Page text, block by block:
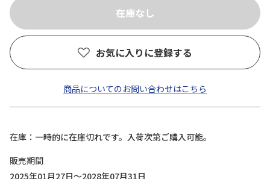
お気に入りに登録する
商品についてのお問い合わせはこちら
在庫
一時的に在庫切れです。入荷次第ご購入可能。
販売期間
2025年01月27日～2028年07月31日